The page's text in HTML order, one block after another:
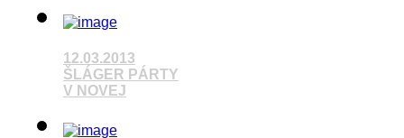
12.03.2013
ŠLÁGER PÁRTY
V NOVEJ